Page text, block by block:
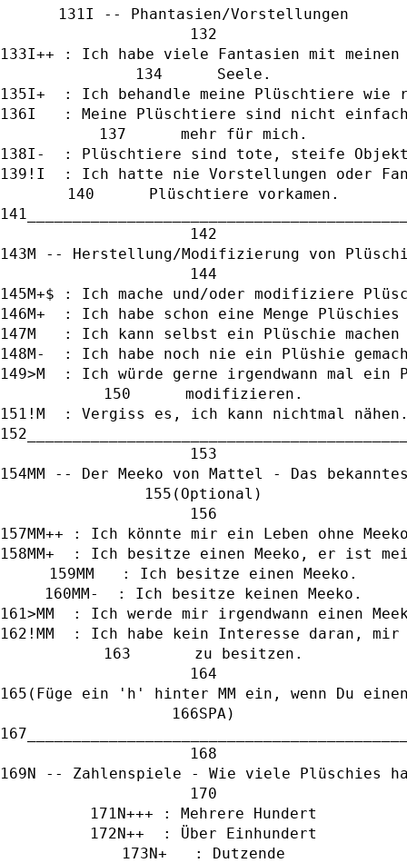
I -- Phantasien/Vorstellungen
I++ : Ich habe viele Fantasien mit
      Seele.
I+  : Ich behandle meine Plüschtiere
I   : Meine Plüschtiere sind nicht
      mehr für mich.
I-  : Plüschtiere sind tote, steife
!I  : Ich hatte nie Vorstellungen oder
      Plüschtiere vorkamen.
M -- Herstellung/Modifizierung von
M+$ : Ich mache und/oder modifiziere
M+  : Ich habe schon eine Menge
M   : Ich kann selbst ein Plüschie
M-  : Ich habe noch nie ein Plüshie
>M  : Ich würde gerne irgendwann mal ein
      modifizieren.
!M  : Vergiss es, ich kann nichtmal
MM -- Der Meeko von Mattel - Das
(Optional)
MM++ : Ich könnte mir ein Leben ohne
MM+  : Ich besitze einen Meeko, er ist
MM   : Ich besitze einen Meeko.
MM-  : Ich besitze keinen Meeko.
>MM  : Ich werde mir irgendwann einen
!MM  : Ich habe kein Interesse daran, mir
       zu besitzen.
(Füge ein 'h' hinter MM ein, wenn Du
SPA)
N -- Zahlenspiele - Wie viele Plüschies
N+++ : Mehrere Hundert
N++  : Über Einhundert
N+   : Dutzende